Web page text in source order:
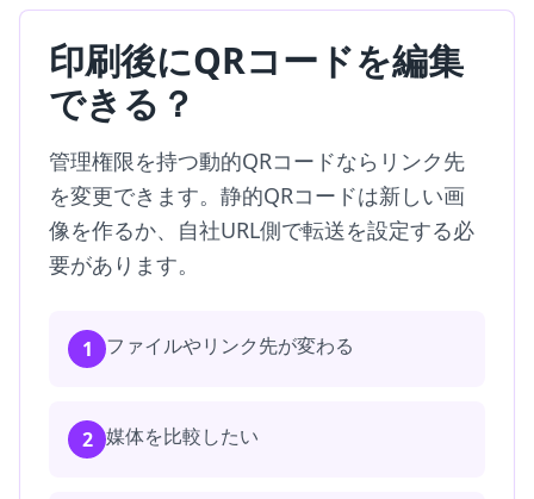
印刷後にQRコードを編集
できる？
管理権限を持つ動的QRコードならリンク先
を変更できます。静的QRコードは新しい画
像を作るか、自社URL側で転送を設定する必
要があります。
1 ファイルやリンク先が変わる
2 媒体を比較したい